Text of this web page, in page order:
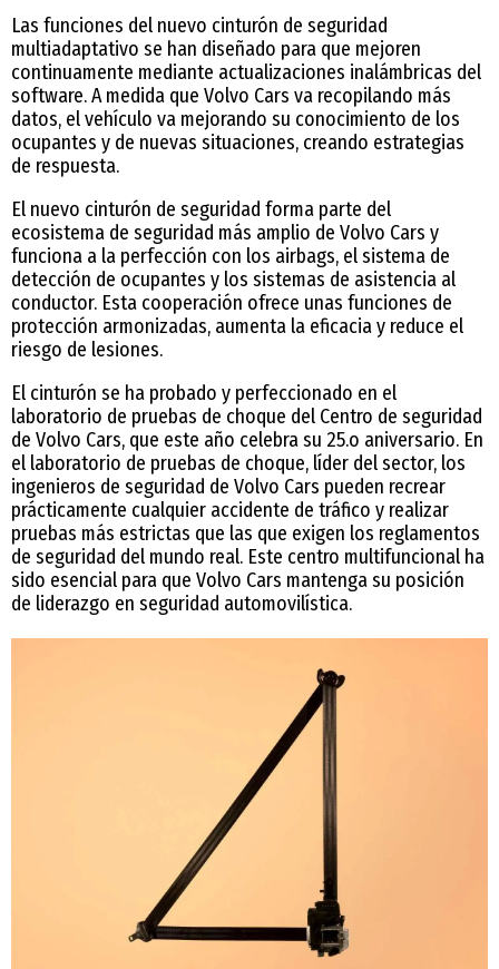
Las funciones del nuevo cinturón de seguridad
multiadaptativo se han diseñado para que mejoren
continuamente mediante actualizaciones inalámbricas del
software. A medida que Volvo Cars va recopilando más
datos, el vehículo va mejorando su conocimiento de los
ocupantes y de nuevas situaciones, creando estrategias
de respuesta.
El nuevo cinturón de seguridad forma parte del
ecosistema de seguridad más amplio de Volvo Cars y
funciona a la perfección con los airbags, el sistema de
detección de ocupantes y los sistemas de asistencia al
conductor. Esta cooperación ofrece unas funciones de
protección armonizadas, aumenta la eficacia y reduce el
riesgo de lesiones.
El cinturón se ha probado y perfeccionado en el
laboratorio de pruebas de choque del Centro de seguridad
de Volvo Cars, que este año celebra su 25.o aniversario. En
el laboratorio de pruebas de choque, líder del sector, los
ingenieros de seguridad de Volvo Cars pueden recrear
prácticamente cualquier accidente de tráfico y realizar
pruebas más estrictas que las que exigen los reglamentos
de seguridad del mundo real. Este centro multifuncional ha
sido esencial para que Volvo Cars mantenga su posición
de liderazgo en seguridad automovilística.